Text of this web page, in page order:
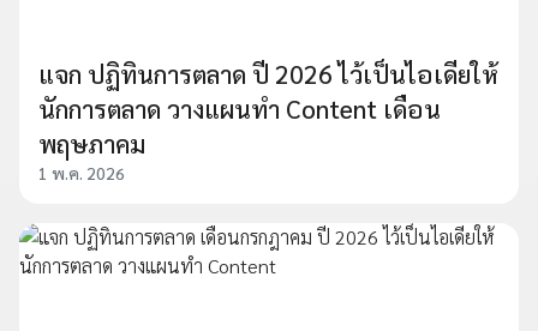
แจก ปฏิทินการตลาด ปี 2026 ไว้เป็นไอเดียให้
นักการตลาด วางแผนทำ Content เดือน
พฤษภาคม
1 พ.ค. 2026